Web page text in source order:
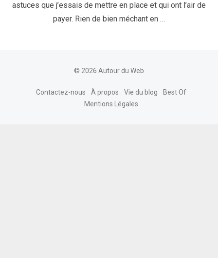
astuces que j’essais de mettre en place et qui ont l’air de
payer. Rien de bien méchant en …
© 2026 Autour du Web
Contactez-nous À propos Vie du blog
Best Of
Mentions Légales